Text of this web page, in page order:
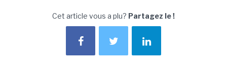
Cet article vous a plu? Partagez le !